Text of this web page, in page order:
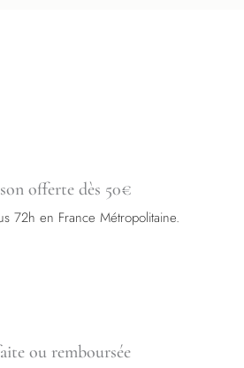
offerte dès 50€
72h en France Métropolitaine.
ou remboursée